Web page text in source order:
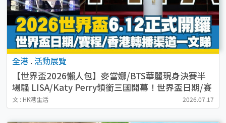
全港 . 活動展覽
【世界盃2026懶人包】麥當娜/BTS華麗現身決賽半
場騷 LISA/Katy Perry領銜三國開幕！世界盃日期/賽
程/香港轉播渠道一文睇
文 : HK港生活 2026.07.17